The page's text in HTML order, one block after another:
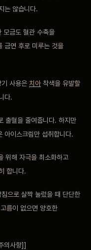
는 않습니다.
모금도 혈관 수축을
금연 후로 미루는 것을
사용은 치아 착색을 유발할
다.
출혈을 줄여줍니다. 하지만
아이스크림만 섭취합니다.
위해 자극을 최소화하고
합니다.
으로 살짝 눌렀을 때 단단한
름이 없으면 양호한
의사항]]